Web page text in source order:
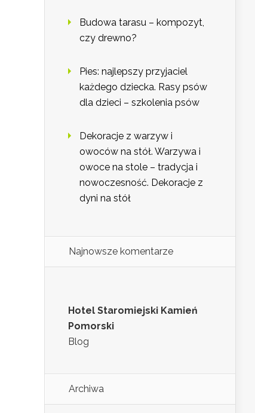
Budowa tarasu – kompozyt,
czy drewno?
Pies: najlepszy przyjaciel
każdego dziecka. Rasy psów
dla dzieci – szkolenia psów
Dekoracje z warzyw i
owoców na stół. Warzywa i
owoce na stole – tradycja i
nowoczesność. Dekoracje z
dyni na stół
Najnowsze komentarze
Hotel Staromiejski Kamień
Pomorski
Blog
Archiwa